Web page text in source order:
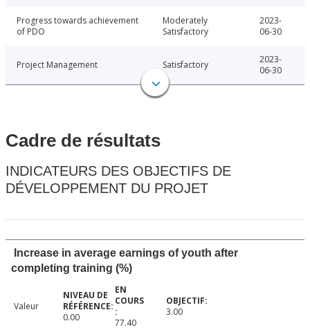
Progress towards achievement
of PDO
Moderately
Satisfactory
2023-
06-30
Project Management Satisfactory
2023-
06-30
Cadre de résultats
INDICATEURS DES OBJECTIFS DE
DÉVELOPPEMENT DU PROJET
Increase in average earnings of youth after
completing training (%)
Valeur
0.00
77.40
3.00